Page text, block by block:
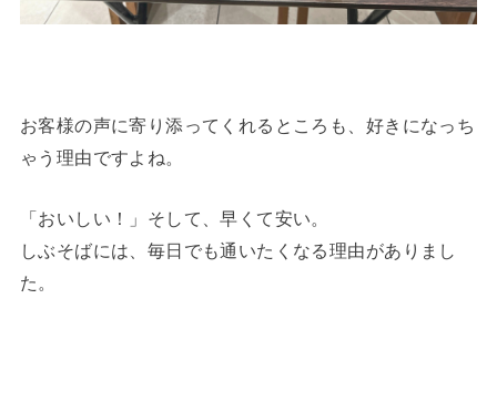
お客様の声に寄り添ってくれるところも、好きになっち
ゃう理由ですよね。
「おいしい！」そして、早くて安い。
しぶそばには、毎日でも通いたくなる理由がありまし
た。